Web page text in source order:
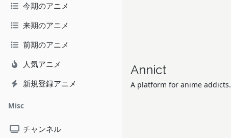
今期のアニメ
来期のアニメ
前期のアニメ
人気アニメ
新規登録アニメ
Misc
チャンネル
Annict
A platform for anime addicts.